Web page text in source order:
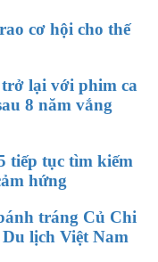
cơ hội cho thế
lại với phim ca
8 năm vắng
tiếp tục tìm kiếm
hứng
tráng Củ Chi
lịch Việt Nam